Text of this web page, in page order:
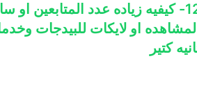
12- كيفيه زياده عدد المتابعين او
المشاهده او لايكات للبيدجات
كتير